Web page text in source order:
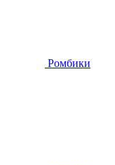
Ромбики